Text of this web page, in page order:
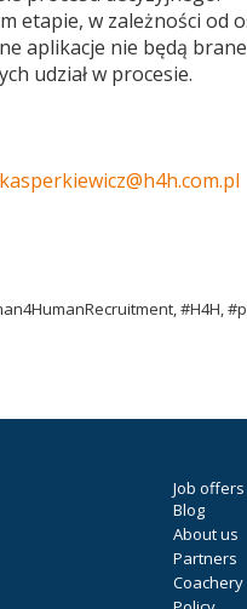
Job offers
Blog
About us
Partners
Coachery
etapie, w zależności od
aplikacje nie będą
udział w procesie.